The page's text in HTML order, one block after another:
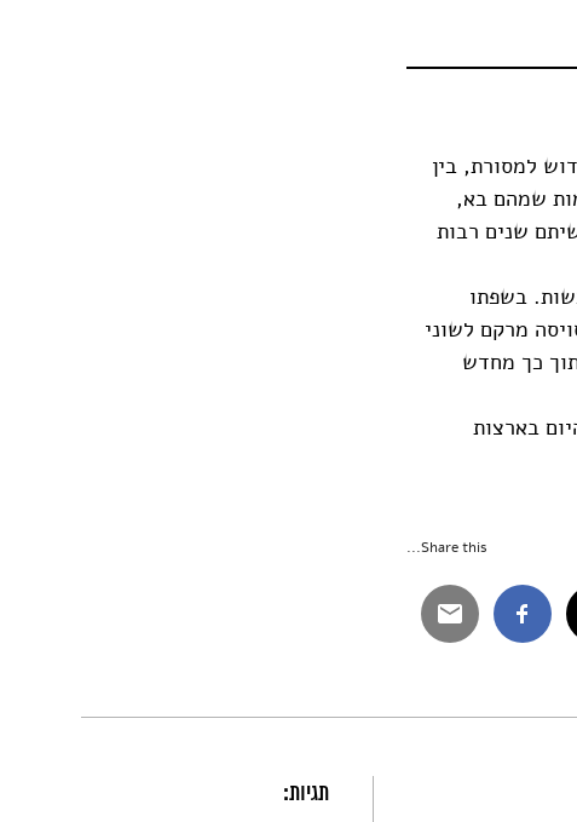
למסורת, בין
שמהם בא,
שנים רבות
בשפתו
מרקם לשוני
כך מחדש
בארצות
Share this...
תגיות: